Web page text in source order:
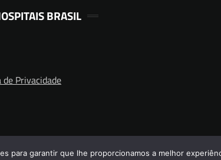
BRASIL
de Privacidade
para garantir que lhe proporcionamos a melhor